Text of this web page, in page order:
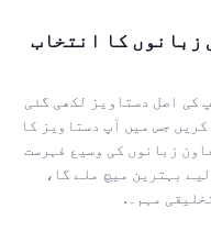
کی زبانوں کا انتخاب
کی اصل دستاویز لکھی گئی
جس میں آپ دستاویز کا
زبانوں کی وسیع فہرست
بہترین میچ ملے گا،
مہم۔.